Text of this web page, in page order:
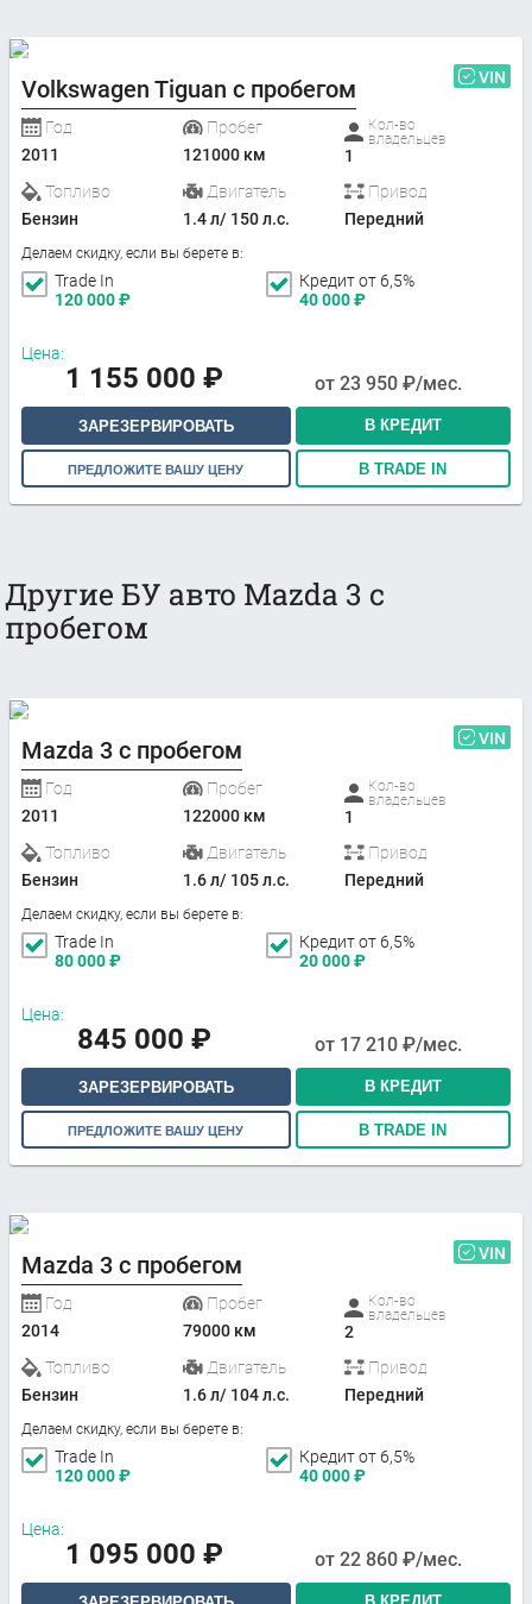
Volkswagen Tiguan с пробегом VIN
Год
2011
Пробег
121000 км
Кол-во
владельцев
1
Топливо
Бензин
Двигатель
1.4 л/ 150 л.с.
Привод
Передний
Делаем скидку, если вы берете в:
Trade In
120 000₽
Кредит от 6,5%
40 000₽
Цена:
1 155 000 ₽ от 23 950 ₽/мес.
ЗАРЕЗЕРВИРОВАТЬ В КРЕДИТ
ПРЕДЛОЖИТЕ ВАШУ ЦЕНУ В TRADE IN
Другие БУ авто Mazda 3 с
пробегом
Mazda 3 с пробегом VIN
Год
2011
Пробег
122000 км
Кол-во
владельцев
1
Топливо
Бензин
Двигатель
1.6 л/ 105 л.с.
Привод
Передний
Делаем скидку, если вы берете в:
Trade In
80 000₽
Кредит от 6,5%
20 000₽
Цена:
845 000 ₽ от 17 210 ₽/мес.
ЗАРЕЗЕРВИРОВАТЬ В КРЕДИТ
ПРЕДЛОЖИТЕ ВАШУ ЦЕНУ В TRADE IN
Mazda 3 с пробегом VIN
Год
2014
Пробег
79000 км
Кол-во
владельцев
2
Топливо
Бензин
Двигатель
1.6 л/ 104 л.с.
Привод
Передний
Делаем скидку, если вы берете в:
Trade In
120 000₽
Кредит от 6,5%
40 000₽
Цена:
1 095 000 ₽ от 22 860 ₽/мес.